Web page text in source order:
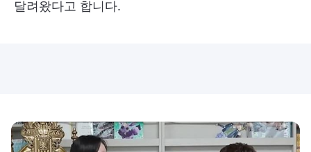
달려왔다고 합니다.